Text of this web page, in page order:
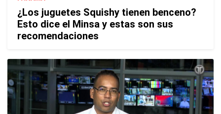
¿Los juguetes Squishy tienen benceno?
Esto dice el Minsa y estas son sus
recomendaciones